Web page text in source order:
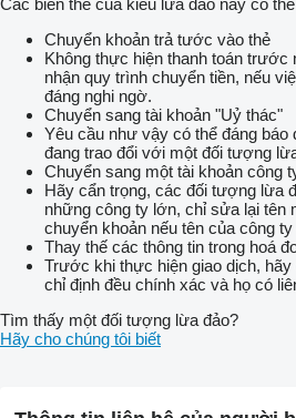
Chuyển khoản trả tước vào thẻ
Không thực hiện thanh toán trước
nhận quy trình chuyển tiền, nếu
đáng nghi ngờ.
Chuyển sang tài khoản "Uỷ thác"
Yêu cầu như vậy có thể đáng báo
đang trao đổi với một đối tượng
Chuyển sang một tài khoản công
Hãy cẩn trọng, các đối tượng lừa
những công ty lớn, chỉ sửa lại tên
chuyển khoản nếu tên của công
Thay thế các thông tin trong hoá
Trước khi thực hiện giao dịch,
chỉ định đều chính xác và họ có
Tìm thấy một đối tượng lừa đảo?
Hãy cho chúng tôi biết